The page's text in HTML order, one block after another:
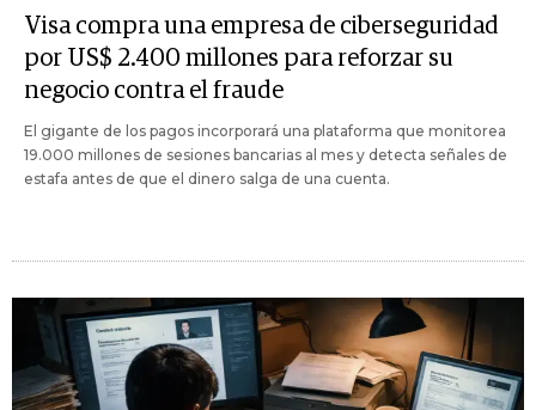
Visa compra una empresa de ciberseguridad
por US$ 2.400 millones para reforzar su
negocio contra el fraude
El gigante de los pagos incorporará una plataforma que monitorea
19.000 millones de sesiones bancarias al mes y detecta señales de
estafa antes de que el dinero salga de una cuenta.